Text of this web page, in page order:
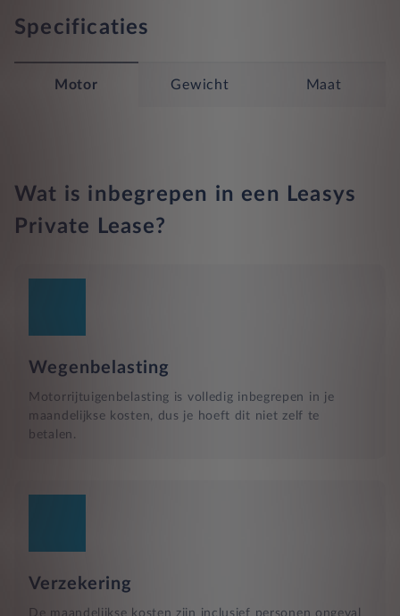
Specificaties
Motor Gewicht Maat
Wat is inbegrepen in een Leasys
Private Lease?
Wegenbelasting
Motorrijtuigenbelasting is volledig inbegrepen in je
maandelijkse kosten, dus je hoeft dit niet zelf te
betalen.
Verzekering
De maandelijkse kosten zijn inclusief personen ongeval